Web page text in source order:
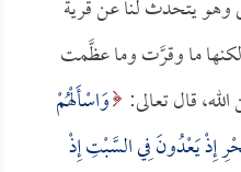
وهو يتحدث لنا عن قرية
ما وقرَّت وما عظَّمت
قال تعالى: وَاسْأَلْهُمْ
إِذْ يَعْدُونَ فِي السَّبْتِ إِذْ